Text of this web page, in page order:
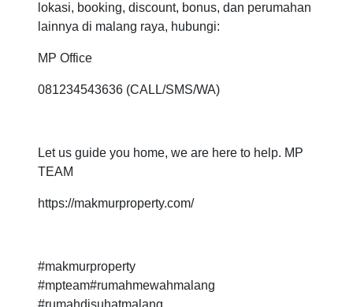
lokasi, booking, discount, bonus, dan perumahan
lainnya di malang raya, hubungi:
MP Office
081234543636 (CALL/SMS/WA)
Let us guide you home, we are here to help. MP
TEAM
https://makmurproperty.com/
#makmurproperty
#mpteam#rumahmewahmalang
#rumahdisuhatmalang